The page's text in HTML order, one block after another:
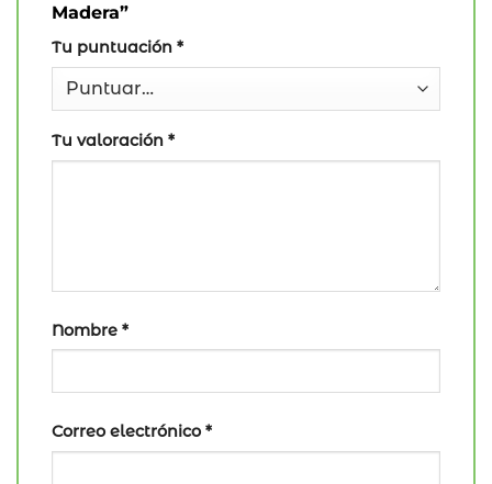
Madera”
Tu puntuación *
Tu valoración *
Nombre *
Correo electrónico *